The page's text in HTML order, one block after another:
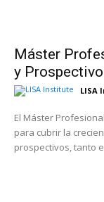
Máster
y Prospectivo
LISA
El Máster
para cubrir la
prospectivos, tanto